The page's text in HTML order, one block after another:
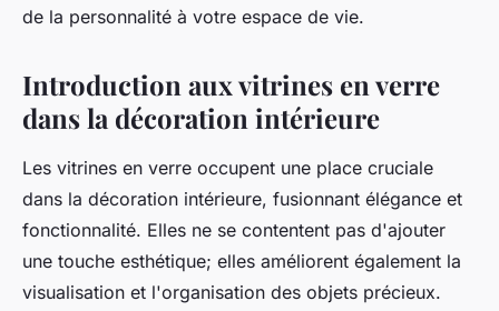
de la personnalité à votre espace de vie.
Introduction aux vitrines en verre
dans la décoration intérieure
Les vitrines en verre occupent une place cruciale
dans la décoration intérieure, fusionnant élégance et
fonctionnalité. Elles ne se contentent pas d'ajouter
une touche esthétique; elles améliorent également la
visualisation et l'organisation des objets précieux.